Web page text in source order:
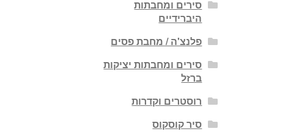
סירים ומחבתות
היברידיים
פלנצ'ה / מחבת פסים
סירים ומחבתות יציקות
ברזל
רוסטרים וקדרות
סיר קוסקוס